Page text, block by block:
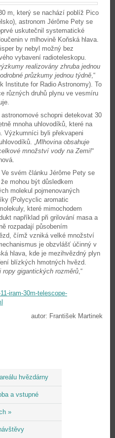
hvězdárny
a vstupné
»
m, který se nachází poblíž Pico
astronom Jérôme Pety se
uskutečnil systematické
v mlhovině Koňská hlava.
by nebyl možný bez
vybavení radioteleskopu.
realizovány zhruba jednou
průzkumy jednou týdně,“
Institute for Radio Astronomy). To
různých druhů plynu ve vesmíru
schopni detekovat 30
mnoha uhlovodíků, které na
Výzkumníci byli překvapeni
„Mlhovina obsahuje
množství vody na Zemi!“
svém článku Jérôme Pety se
mohou být důsledkem
molekul pojmenovaných
(Polycyclic aromatic
které mimochodem
například při grilování masa a
rozpadají působením
čímž vzniká velké množství
je obzvlášť účinný v
hlava, kde je mezihvězdný plyn
blízkých hmotných hvězd.
ropy gigantických rozměrů,“
iram-30m-telescope-
autor: František Martinek